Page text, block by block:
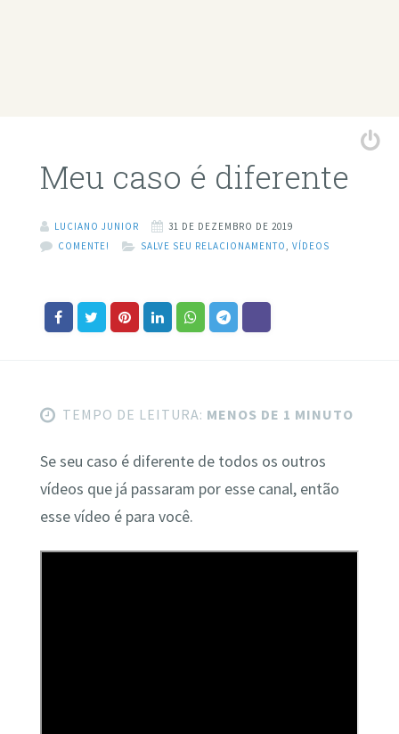
Meu caso é diferente
LUCIANO JUNIOR
31 DE DEZEMBRO DE 2019
COMENTE!
SALVE SEU RELACIONAMENTO VÍDEOS
TEMPO DE LEITURA: MENOS DE 1 MINUTO
Se seu caso é diferente de todos os outros
vídeos que já passaram por esse canal, então
esse vídeo é para você.